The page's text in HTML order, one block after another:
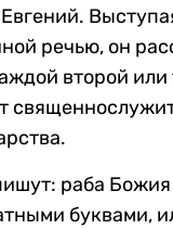
речью, он
второй или
раба
буквами,